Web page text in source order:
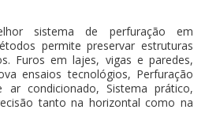
sistema de perfuração em
permite preservar estruturas
Furos em lajes, vigas e paredes,
ensaios tecnológios, Perfuração
ar condicionado, Sistema prático,
tanto na horizontal como na